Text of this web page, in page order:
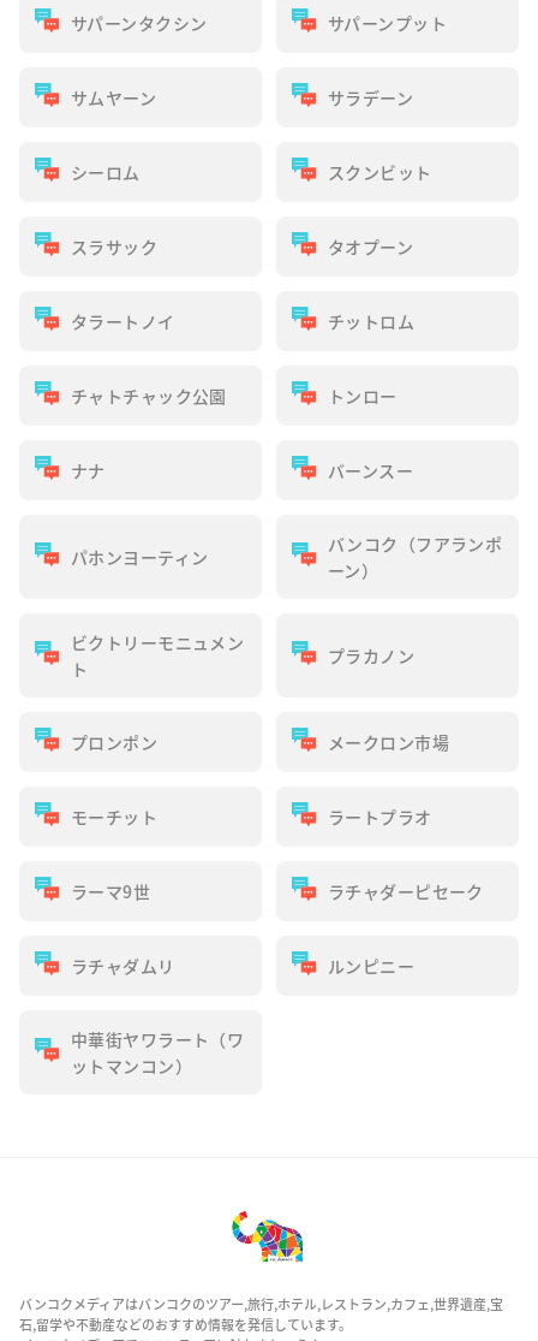
サパーンタクシン サパーンプット
サムヤーン サラデーン
シーロム スクンビット
スラサック タオプーン
タラートノイ チットロム
チャトチャック公園 トンロー
ナナ バーンスー
パホンヨーティン
バンコク（フアランポ
ーン）
ビクトリーモニュメン
ト
プラカノン
プロンポン メークロン市場
モーチット ラートプラオ
ラーマ9世 ラチャダーピセーク
ラチャダムリ ルンピニー
中華街ヤワラート（ワ
ットマンコン）
バンコクメディアはバンコクのツアー,旅行,ホテル,レストラン,カフェ,世界遺産,宝
石,留学や不動産などのおすすめ情報を発信しています。